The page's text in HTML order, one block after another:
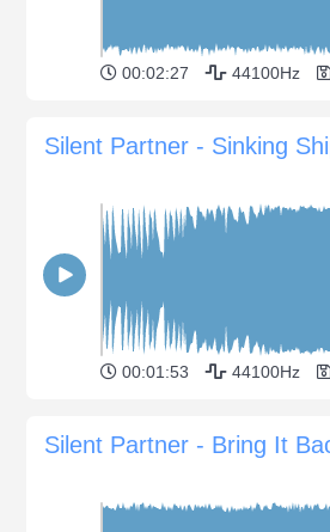
00:02:27 44100Hz
Silent Partner - Sinking
00:01:53 44100Hz
Silent Partner - Bring It